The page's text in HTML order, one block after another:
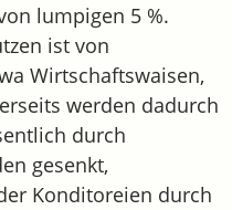
lumpigen 5 %.
ist von
Wirtschaftswaisen,
werden dadurch
durch
gesenkt,
Konditoreien durch